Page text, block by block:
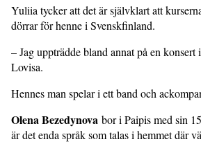
Yuliia tycker att det är självklart att
dörrar för henne i Svenskfinland.
– Jag uppträdde bland annat på en konsert
Lovisa.
Hennes man spelar i ett band och
Olena Bezedynova bor i Paipis med sin
är det enda språk som talas i hemmet där